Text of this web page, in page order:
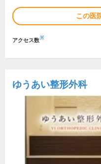
この医
アクセス数※
ゆうあい整形外科